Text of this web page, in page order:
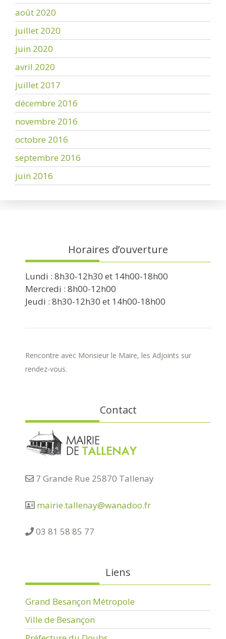
août 2020
juillet 2020
juin 2020
avril 2020
juillet 2017
décembre 2016
novembre 2016
octobre 2016
septembre 2016
juin 2016
Horaires d’ouverture
Lundi : 8h30-12h30 et 14h00-18h00
Mercredi : 8h00-12h00
Jeudi : 8h30-12h30 et 14h00-18h00
Rencontre avec Monsieur le Maire, les Adjoints sur
rendez-vous.
Contact
7 Grande Rue 25870 Tallenay
mairie.tallenay@wanadoo.fr
03 81 58 85 77
Liens
Grand Besançon Métropole
Ville de Besançon